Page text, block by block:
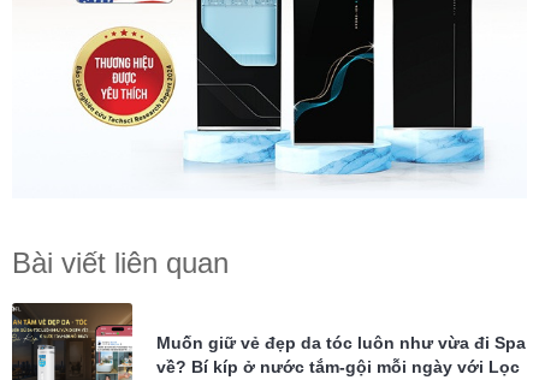
Bài viết liên quan
Muốn giữ vẻ đẹp da tóc luôn như vừa đi Spa
về? Bí kíp ở nước tắm-gội mỗi ngày với Lọc